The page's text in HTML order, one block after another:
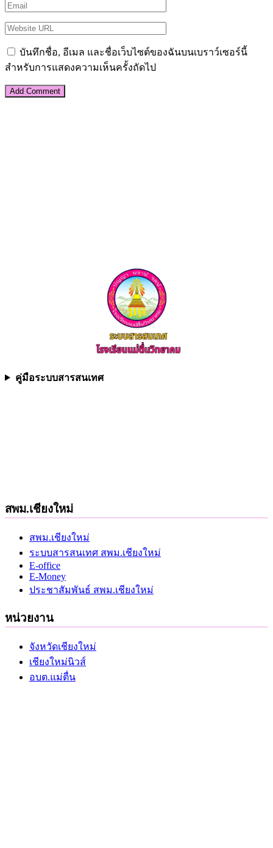
บันทึกชื่อ, อีเมล และชื่อเว็บไซต์ของฉันบนเบราว์เซอร์นี้
สำหรับการแสดงความเห็นครั้งถัดไป
คู่มือระบบสารสนเทศ
สพม.เชียงใหม่
สพม.เชียงใหม่
ระบบสารสนเทศ สพม.เชียงใหม่
E-office
E-Money
ประชาสัมพันธ์ สพม.เชียงใหม่
หน่วยงาน
จังหวัดเชียงใหม่
เชียงใหม่นิวส์
อบต.แม่ตื่น